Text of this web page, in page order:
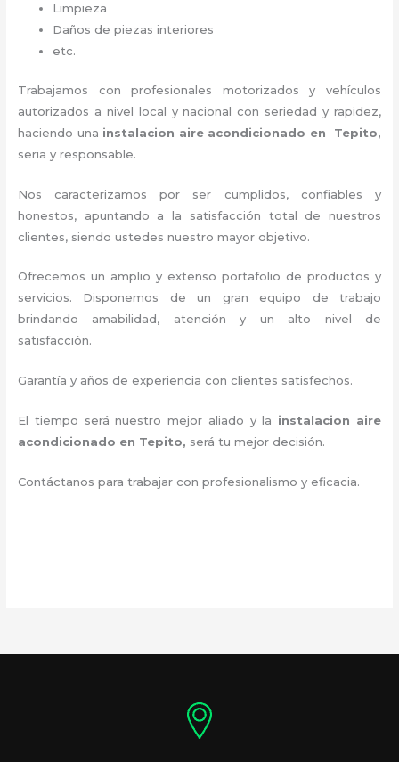
Limpieza
Daños de piezas interiores
etc.
Trabajamos con profesionales motorizados y vehículos
autorizados a nivel local y nacional con seriedad y rapidez,
haciendo una instalacion aire acondicionado en Tepito,
seria y responsable.
Nos caracterizamos por ser cumplidos, confiables y
honestos, apuntando a la satisfacción total de nuestros
clientes, siendo ustedes nuestro mayor objetivo.
Ofrecemos un amplio y extenso portafolio de productos y
servicios. Disponemos de un gran equipo de trabajo
brindando amabilidad, atención y un alto nivel de
satisfacción.
Garantía y años de experiencia con clientes satisfechos.
El tiempo será nuestro mejor aliado y la instalacion aire
acondicionado en Tepito, será tu mejor decisión.
Contáctanos para trabajar con profesionalismo y eficacia.